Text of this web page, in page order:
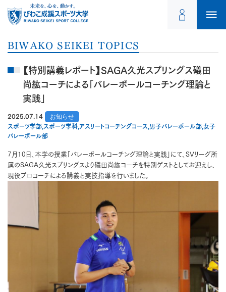
BIWAKO SEIKEI TOPICS
【特別講義レポート】SAGA久光スプリングス礒田
尚紘コーチによる「バレーボールコーチング理論と
実践」
2025.07.14 お知らせ
スポーツ学部,スポーツ学科,アスリートコーチングコース,男子バレーボール部,女子
バレーボール部
7月10日、本学の授業「バレーボールコーチング理論と実践」にて、SVリーグ所
属のSAGA久光スプリングスより礒田尚紘コーチを特別ゲストとしてお迎えし、
現役プロコーチによる講義と実技指導を行いました。